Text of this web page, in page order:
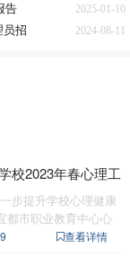
2025-01-10
告
2024-08-11
员招
公
和
2025-12-10
市职
2025-07-20
2025-01-10
告
2024-08-11
招
2023年春心理工
步提升学校心理健康
都市职业教育中心心
查看详情